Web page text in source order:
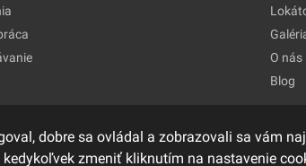
O nás
Blog
dobre sa ovládal a zobrazovali sa vám
zmeniť kliknutím na nastavenie